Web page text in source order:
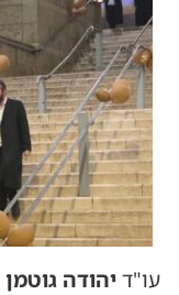
עו"דיהודה גוטמן